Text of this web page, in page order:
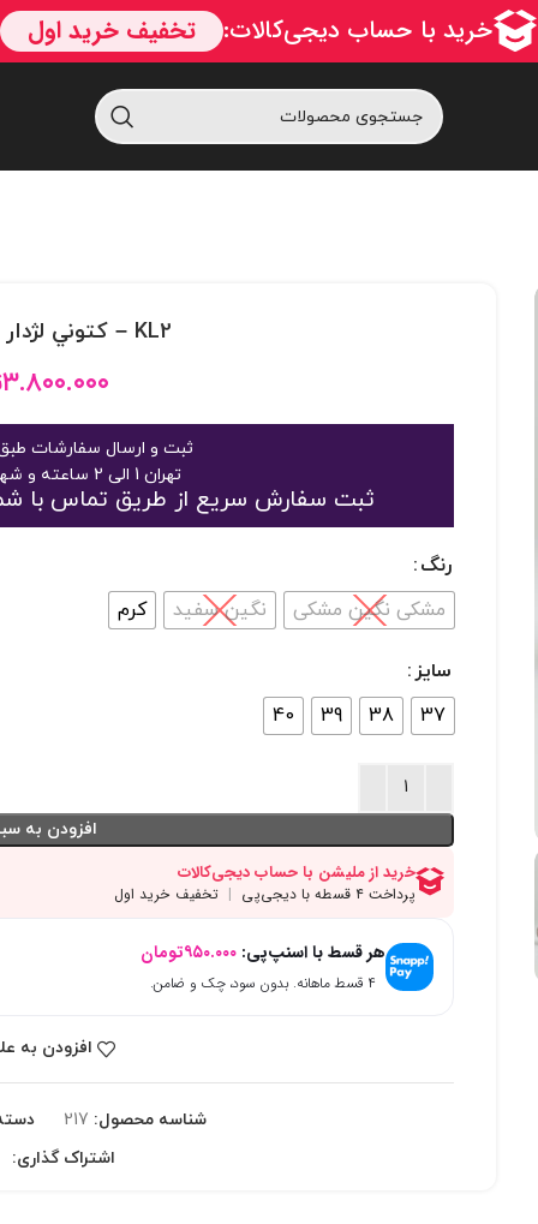
KL2 – کتوني لژدار فشن لمهKL2
۳.۸۰۰.۰۰۰
ثبت و ارسال سفارشات
تهران 1 الی 2 ساعته و شهرستان 2 الی 3 روز
ثبت سفارش سریع از طریق تماس با شماره 09125048916 یا
رنگ
مشکی نگین مشکی
نگین سفید کرم
سایز
37
38
39
40
افزودن به
هر قسط با اسنپ‌پی:۹۵۰.۰۰۰تومان
۴ قسط ماهانه. بدون سود، چک و ضامن.
افزودن به
شناسه محصول: 217
اشتراک گذاری: